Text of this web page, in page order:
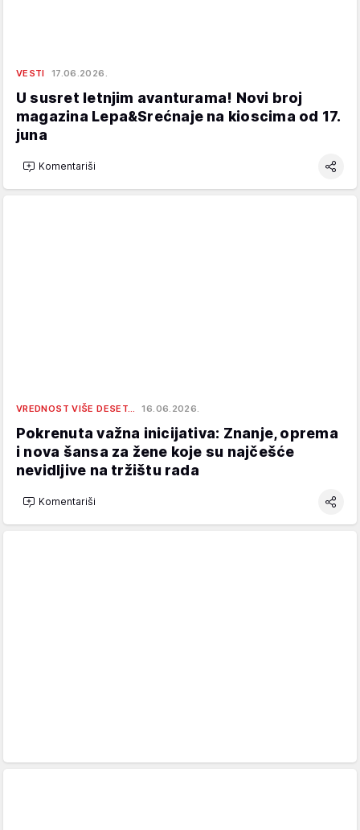
VESTI 17.06.2026.
U susret letnjim avanturama! Novi broj
magazina Lepa&Srećnaje na kioscima od 17.
juna
Komentariši
VREDNOST VIŠE DESET… 16.06.2026.
Pokrenuta važna inicijativa: Znanje, oprema
i nova šansa za žene koje su najčešće
nevidljive na tržištu rada
Komentariši